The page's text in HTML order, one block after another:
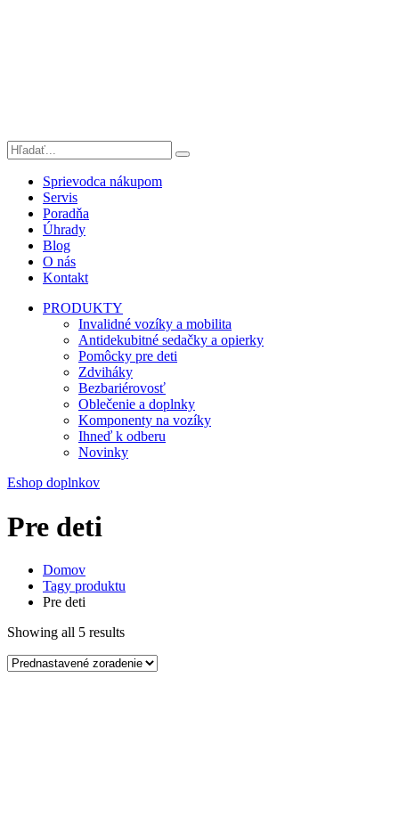
Sprievodca nákupom
Servis
Poradňa
Úhrady
Blog
O nás
Kontakt
PRODUKTY
Invalidné vozíky a mobilita
Antidekubitné sedačky a opierky
Pomôcky pre deti
Zdviháky
Bezbariérovosť
Oblečenie a doplnky
Komponenty na vozíky
Ihneď k odberu
Novinky
Eshop doplnkov
Pre deti
Domov
Tagy produktu
Pre deti
Showing all 5 results